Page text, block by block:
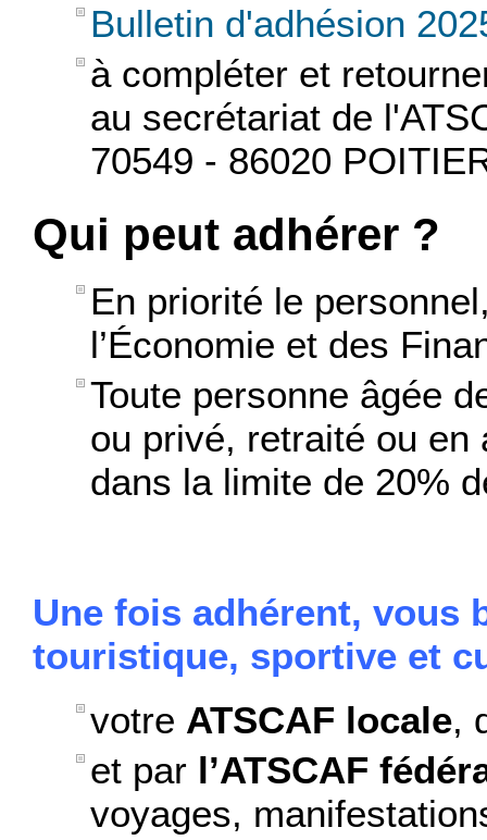
Bulletin d'adhésion
à compléter et
au secrétariat de
70549 - 86020
Qui peut adhérer ?
En priorité le
l’Économie et des
Toute personne âgée
ou privé, retraité ou en
dans la limite de 20%
Une fois adhérent, vous
touristique, sportive et
votre ATSCAF locale,
et par l’ATSCAF
voyages,